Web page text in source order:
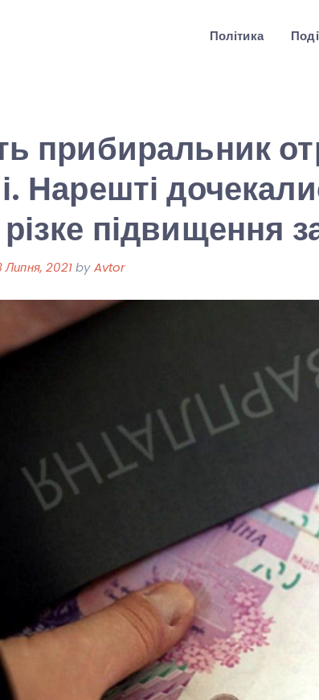
Політика
прибиральник
Нарешті
підвищення
Липня, 2021byAvtor